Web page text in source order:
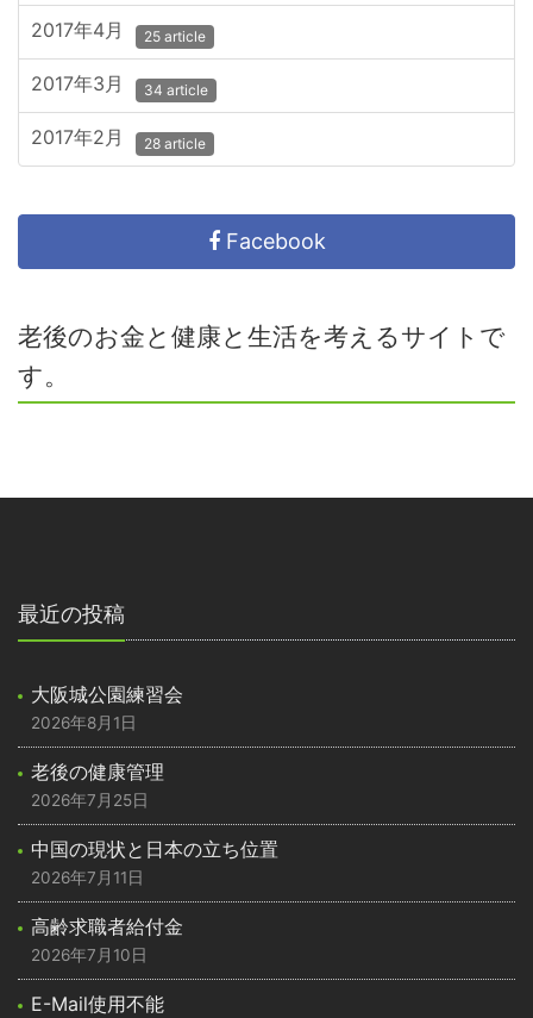
2017年4月 25 article
2017年3月 34 article
2017年2月 28 article
Facebook
老後のお金と健康と生活を考えるサイトで
す。
最近の投稿
大阪城公園練習会
2026年8月1日
老後の健康管理
2026年7月25日
中国の現状と日本の立ち位置
2026年7月11日
高齢求職者給付金
2026年7月10日
E-Mail使用不能